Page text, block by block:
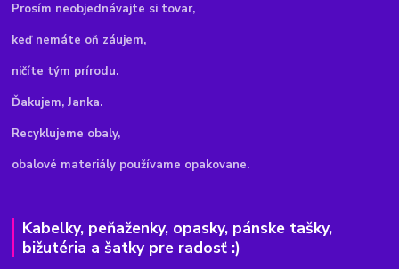
Prosím neobjednávajte si tovar,
keď nemáte oň záujem,
ničíte tým prírodu.
Ďakujem, Janka.
Recyklujeme obaly,
obalové materiály používame opakovane.
Kabelky, peňaženky, opasky, pánske tašky,
bižutéria a šatky pre radosť :)